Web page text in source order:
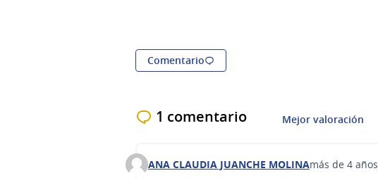
Comentario
1 comentario Mejor valoración
Comentario 286
ANA CLAUDIA JUANCHE MOLINAmás de 4 años